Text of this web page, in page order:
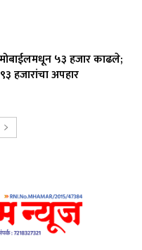
५३ हजार काढले;
हजारांचा अपहार